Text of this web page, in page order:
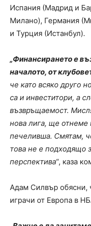
Испания (Мадрид и
Милано), Германия
и Турция (Истанбул).
„Финансирането е
началото, от
че като всяко друго
са и инвеститори, а
възвръщаемост.
нова лига, ще
печеливша. Смятам,
това не е подходящо
перспектива“, каза
Адам Силвър обясни,
играчи от Европа в